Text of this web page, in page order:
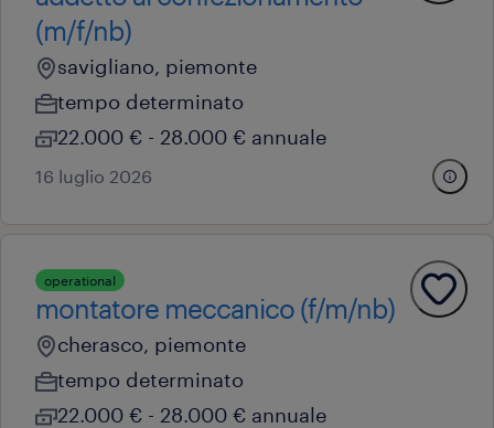
(m/f/nb)
savigliano, piemonte
tempo determinato
22.000 € - 28.000 € annuale
16 luglio 2026
operational
montatore meccanico (f/m/nb)
cherasco, piemonte
tempo determinato
22.000 € - 28.000 € annuale